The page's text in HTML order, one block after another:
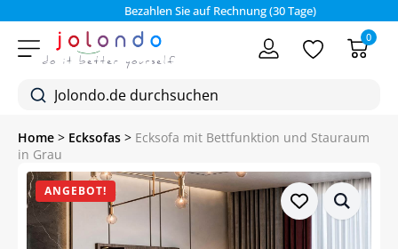
Bezahlen Sie auf Rechnung (30 Tage)
0
Home > Ecksofas > Ecksofa mit Bettfunktion und Stauraum
in Grau
ANGEBOT!